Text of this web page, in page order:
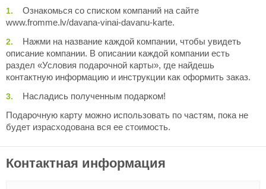
Ознакомься со списком компаний на сайте
www.fromme.lv/davana-vinai-davanu-karte.
Нажми на название каждой компании, чтобы увидеть
описание компании. В описании каждой компании есть
раздел «Условия подарочной карты», где найдешь
контактную информацию и инструкции как оформить заказ.
Насладись полученным подарком!
Подарочную карту можно использовать по частям, пока не
будет израсходована вся ее стоимость.
Контактная информация